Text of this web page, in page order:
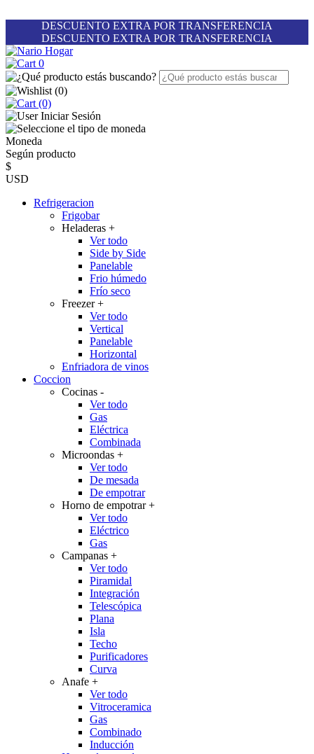
DESCUENTO EXTRA POR TRANSFERENCIA
DESCUENTO EXTRA POR TRANSFERENCIA
0
(0)
(0)
Iniciar Sesión
Moneda
Según producto
$
USD
Refrigeracion
Frigobar
Heladeras +
Ver todo
Side by Side
Panelable
Frio húmedo
Frío seco
Freezer+
Ver todo
Vertical
Panelable
Horizontal
Enfriadora de vinos
Coccion
Cocinas -
Ver todo
Gas
Eléctrica
Combinada
Microondas +
Ver todo
De mesada
De empotrar
Horno de empotrar+
Ver todo
Eléctrico
Gas
Campanas +
Ver todo
Piramidal
Integración
Telescópica
Plana
Isla
Techo
Purificadores
Curva
Anafe +
Ver todo
Vitroceramica
Gas
Combinado
Inducción